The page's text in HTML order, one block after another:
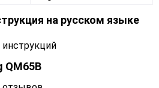
на русском языке
QM65B